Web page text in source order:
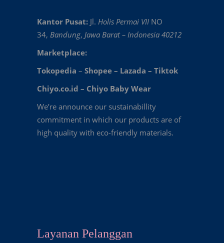
Kantor Pusat: Jl. Holis Permai VII NO
34, Bandung, Jawa Barat – Indonesia 40212
Marketplace:
Tokopedia – Shopee – Lazada – Tiktok
Chiyo.co.id – Chiyo Baby Wear
We’re announce our sustainabillity
commitment in which our products are of
high quality with eco-friendly materials.
Layanan Pelanggan